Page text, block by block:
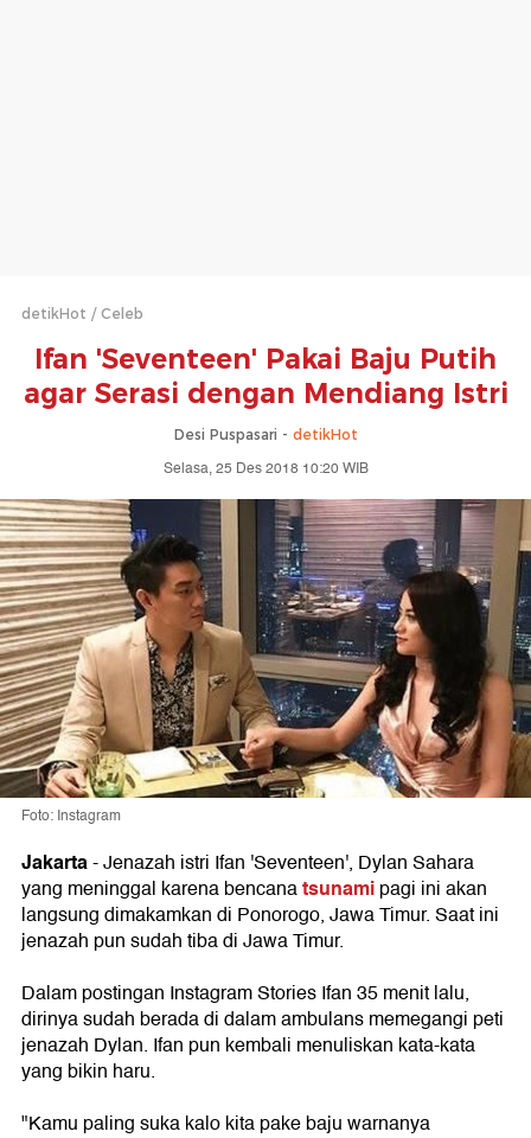
detikHot Celeb
Ifan 'Seventeen' Pakai Baju Putih
agar Serasi dengan Mendiang Istri
Desi Puspasari - detikHot
Selasa, 25 Des 2018 10:20 WIB
Foto: Instagram
Jakarta- Jenazah istri Ifan 'Seventeen', Dylan Sahara
yang meninggal karena bencanatsunamipagi ini akan
langsung dimakamkan di Ponorogo, Jawa Timur. Saat ini
jenazah pun sudah tiba di Jawa Timur.
Dalam postingan Instagram Stories Ifan 35 menit lalu,
dirinya sudah berada di dalam ambulans memegangi peti
jenazah Dylan. Ifan pun kembali menuliskan kata-kata
yang bikin haru.
"Kamu paling suka kalo kita pake baju warnanya